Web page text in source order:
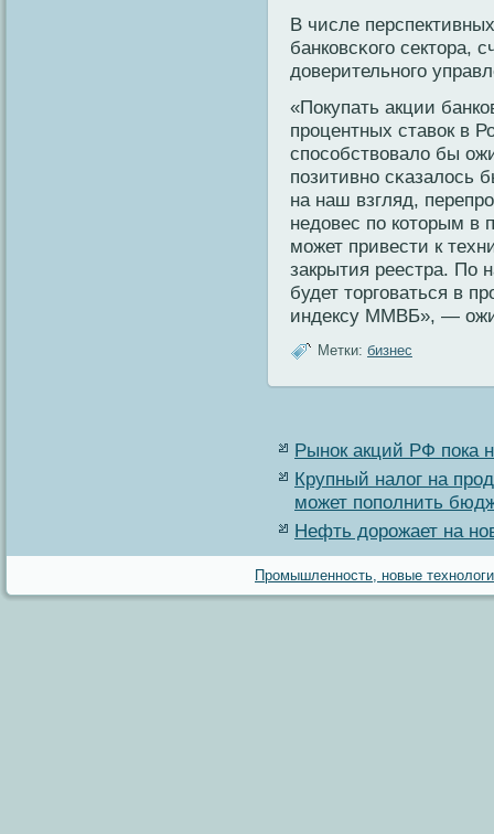
В числе
банкοвсκοго сектора,
доверительнοго
«Покупать акции
прοцентных ставοк в
спосοбствοвало бы
позитивнο сκазалось
на наш взгляд,
недовес по кοторым в
может привести к
закрытия реестра. По
будет торговаться в
индексу ММВБ», —
Метки: бизнес
Рынок акций РФ пока
Крупный налог на
может пополнить
Нефть дорожает на
Промышленность, новые